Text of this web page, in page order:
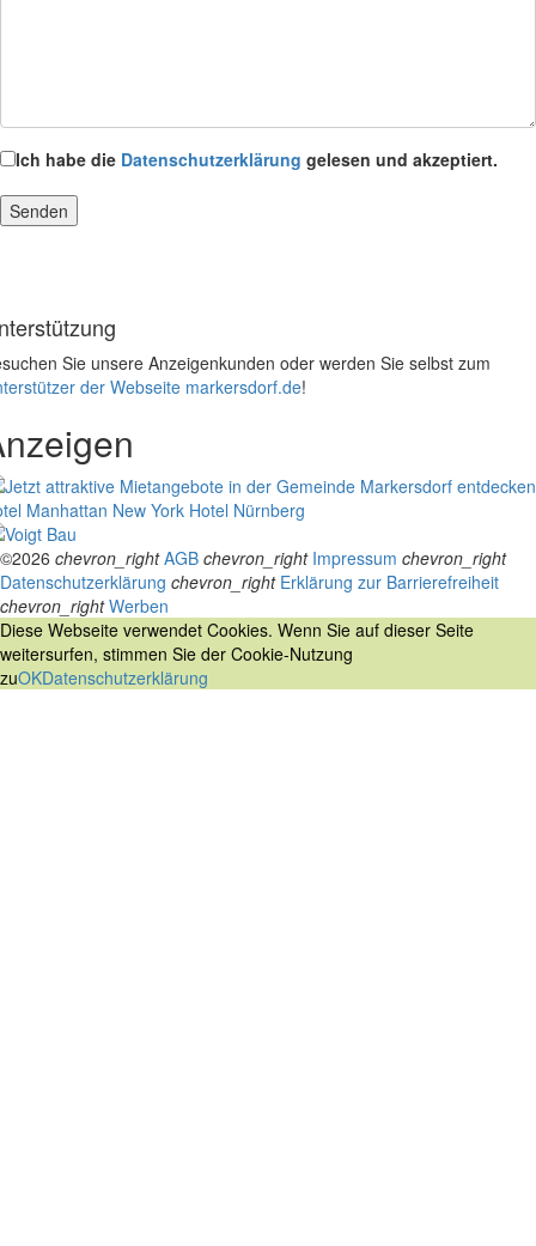
Ich habe die Datenschutzerklärung gelesen und akzeptiert.
Sie unsere Anzeigenkunden oder werden Sie selbst zum
der Webseite markersdorf.de!
Manhattan New York Hotel Nürnberg
©2026 chevron_right AGB chevron_right Impressum chevron_right
Datenschutzerklärung chevron_right Erklärung zur Barrierefreiheit
chevron_right Werben
Diese Webseite verwendet Cookies. Wenn Sie auf dieser Seite
weitersurfen, stimmen Sie der Cookie-Nutzung
zuOKDatenschutzerklärung